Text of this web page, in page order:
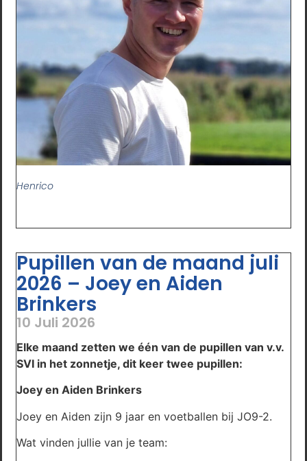
Henrico
Pupillen van de maand juli
2026 – Joey en Aiden
Brinkers
10 Juli 2026
Elke maand zetten we één van de pupillen van v.v.
SVI in het zonnetje, dit keer twee pupillen:
Joey en Aiden Brinkers
Joey en Aiden zijn 9 jaar en voetballen bij JO9-2.
Wat vinden jullie van je team: